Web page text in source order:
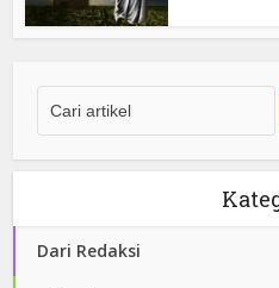
Dari Redaksi